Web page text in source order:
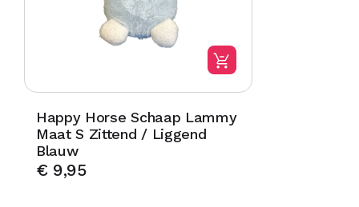
Happy Horse Schaap Lammy
Maat S Zittend / Liggend
Blauw
€9,95